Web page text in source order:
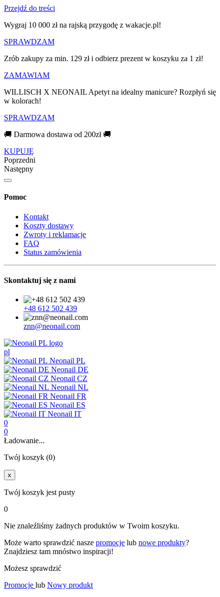
Przejdź do treści
Wygraj 10 000 zł na rajską przygodę z wakacje.pl!​
SPRAWDZAM
Zrób zakupy za min. 129 zł i odbierz prezent w koszyku za 1 zł!
ZAMAWIAM
WILLISCH X NEONAIL Apetyt na idealny manicure? Rozpłyń się
w kolorach!
SPRAWDZAM
🚚 Darmowa dostawa od 200zł 🚚
KUPUJĘ
Poprzedni
Następny
Pomoc
Kontakt
Koszty dostawy
Zwroty i reklamacje
FAQ
Status zamówienia
Skontaktuj się z nami
+48 612 502 439
znn@neonail.com
pl
Neonail PL
Neonail DE
Neonail CZ
Neonail NL
Neonail FR
Neonail ES
Neonail IT
0
0
Ładowanie...
Twój koszyk (0)
x
Twój koszyk jest pusty
0
Nie znaleźliśmy żadnych produktów w Twoim koszyku.
Może warto sprawdzić nasze promocje lub nowe produkty?
Znajdziesz tam mnóstwo inspiracji!
Możesz sprawdzić
Promocje lub Nowy produkt